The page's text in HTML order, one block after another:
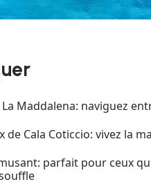
La Maddalena: naviguez
de Cala Coticcio: vivez la
parfait pour ceux